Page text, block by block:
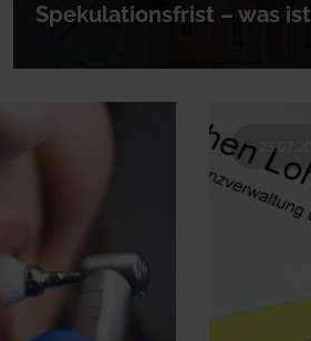
Spekulationsfrist – was